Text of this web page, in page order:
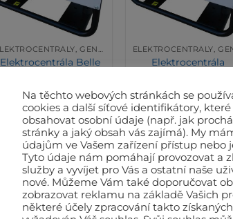
ELEKTROCENTRÁLY, GENERÁTORY
Elektrocentrála Belle
20 400
Kč
cena
byla:
20 400 Kč.
18 972 Kč
cena
je:
18 972 Kč.
bez DPH
22 956Kčs DPH
Skladem
PŘIDAT DO KOŠÍKU
Elektrocentrála
23 600Kč Původní
cena
byla:
23 600
21 948
bez DPH
26 557Kč s DPH
Skladem
PŘIDAT DO KOŠÍKU
Na těchto webových stránkách se
cookies a další síťové identifikátory,
obsahovat osobní údaje (např. jak
stránky a jaký obsah vás zajímá). My
údajům ve Vašem zařízení přístup nebo
Tyto údaje nám pomáhají provozovat a
služby a vyvíjet pro Vás a ostatní naše
nové. Můžeme Vám také doporučovat
zobrazovat reklamu na základě Vašich
některé účely zpracování takto